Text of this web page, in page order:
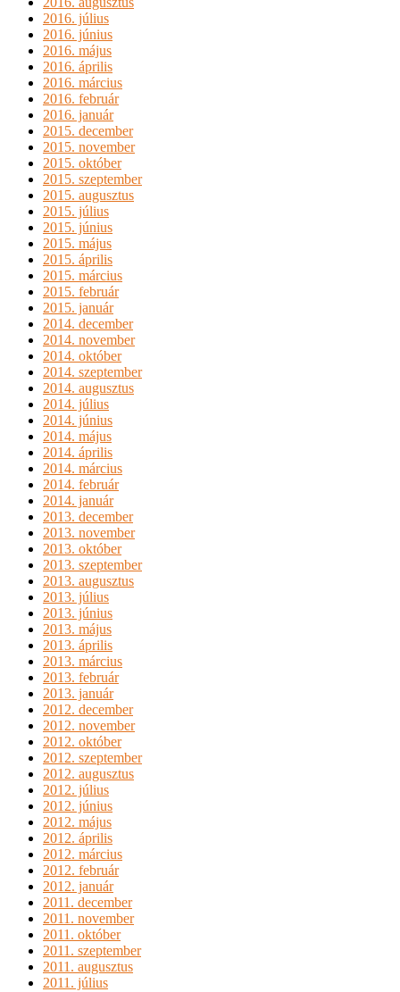
2016. július
2016. június
2016. május
2016. április
2016. március
2016. február
2016. január
2015. december
2015. november
2015. október
2015. szeptember
2015. augusztus
2015. július
2015. június
2015. május
2015. április
2015. március
2015. február
2015. január
2014. december
2014. november
2014. október
2014. szeptember
2014. augusztus
2014. július
2014. június
2014. május
2014. április
2014. március
2014. február
2014. január
2013. december
2013. november
2013. október
2013. szeptember
2013. augusztus
2013. július
2013. június
2013. május
2013. április
2013. március
2013. február
2013. január
2012. december
2012. november
2012. október
2012. szeptember
2012. augusztus
2012. július
2012. június
2012. május
2012. április
2012. március
2012. február
2012. január
2011. december
2011. november
2011. október
2011. szeptember
2011. augusztus
2011. július